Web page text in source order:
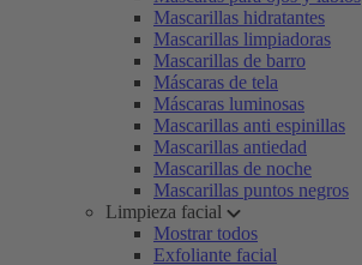
Mascarillas hidratantes
Mascarillas limpiadoras
Mascarillas de barro
Máscaras de tela
Máscaras luminosas
Mascarillas anti espinillas
Mascarillas antiedad
Mascarillas de noche
Mascarillas puntos negros
Limpieza facial
Mostrar todos
Exfoliante facial